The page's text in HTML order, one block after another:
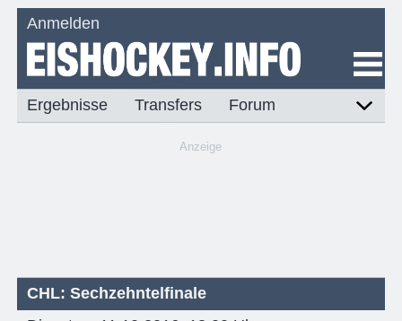
Anmelden
Ergebnisse Transfers Forum
Anzeige
CHL: Sechzehntelfinale